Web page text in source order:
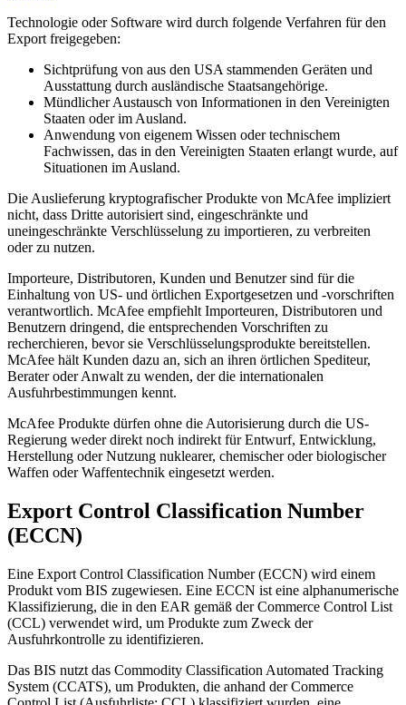
Technologie oder Software wird durch folgende Verfahren für den
Export freigegeben:
Sichtprüfung von aus den USA stammenden Geräten und
Ausstattung durch ausländische Staatsangehörige.
Mündlicher Austausch von Informationen in den Vereinigten
Staaten oder im Ausland.
Anwendung von eigenem Wissen oder technischem
Fachwissen, das in den Vereinigten Staaten erlangt wurde, auf
Situationen im Ausland.
Die Auslieferung kryptografischer Produkte von McAfee impliziert
nicht, dass Dritte autorisiert sind, eingeschränkte und
uneingeschränkte Verschlüsselung zu importieren, zu verbreiten
oder zu nutzen.
Importeure, Distributoren, Kunden und Benutzer sind für die
Einhaltung von US- und örtlichen Exportgesetzen und -vorschriften
verantwortlich. McAfee empfiehlt Importeuren, Distributoren und
Benutzern dringend, die entsprechenden Vorschriften zu
recherchieren, bevor sie Verschlüsselungsprodukte bereitstellen.
McAfee hält Kunden dazu an, sich an ihren örtlichen Spediteur,
Berater oder Anwalt zu wenden, der die internationalen
Ausfuhrbestimmungen kennt.
McAfee Produkte dürfen ohne die Autorisierung durch die US-
Regierung weder direkt noch indirekt für Entwurf, Entwicklung,
Herstellung oder Nutzung nuklearer, chemischer oder biologischer
Waffen oder Waffentechnik eingesetzt werden.
Export Control Classification Number
(ECCN)
Eine Export Control Classification Number (ECCN) wird einem
Produkt vom BIS zugewiesen. Eine ECCN ist eine alphanumerische
Klassifizierung, die in den EAR gemäß der Commerce Control List
(CCL) verwendet wird, um Produkte zum Zweck der
Ausfuhrkontrolle zu identifizieren.
Das BIS nutzt das Commodity Classification Automated Tracking
System (CCATS), um Produkten, die anhand der Commerce